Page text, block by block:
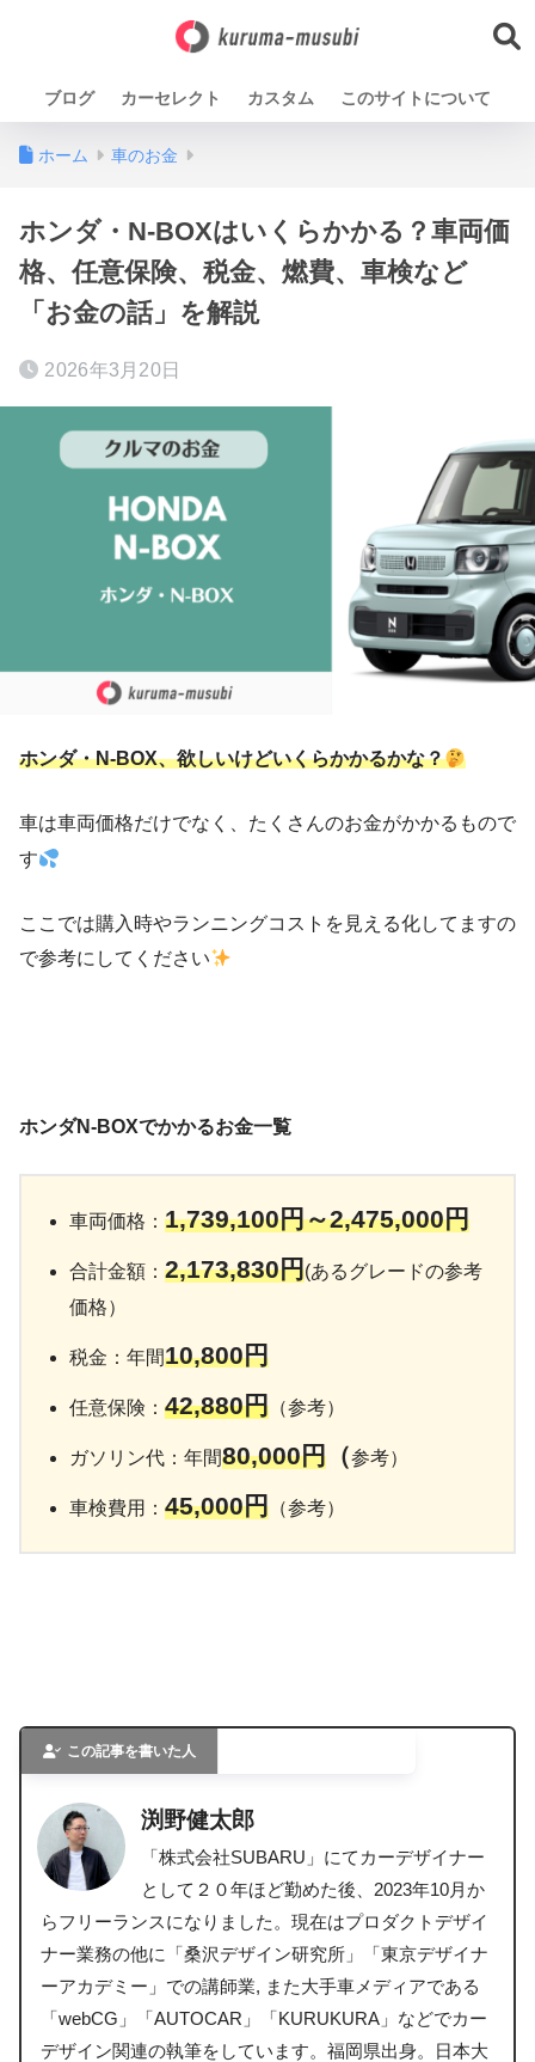
ブログ カーセレクト カスタム このサイトについて
ホーム 車のお金
ホンダ・N-BOXはいくらかかる？車両価
格、任意保険、税金、燃費、車検など
「お金の話」を解説
2026年3月20日
ホンダ・N-BOX、欲しいけどいくらかかるかな？
車は車両価格だけでなく、たくさんのお金がかかるもので
す
ここでは購入時やランニングコストを見える化してますの
で参考にしてください
ホンダN-BOXでかかるお金一覧
車両価格： 1,739,100円～2,475,000円
合計金額： 2,173,830円(あるグレードの参考
価格）
税金：年間10,800円
任意保険： 42,880円 （参考）
ガソリン代：年間80,000円 （参考）
車検費用： 45,000円 （参考）
この記事を書いた人
渕野健太郎
「株式会社SUBARU」にてカーデザイナー
として２０年ほど勤めた後、2023年10月か
らフリーランスになりました。現在はプロダクトデザイ
ナー業務の他に「桑沢デザイン研究所」「東京デザイナ
ーアカデミー」での講師業, また大手車メディアである
「webCG」「AUTOCAR」「KURUKURA」などでカー
デザイン関連の執筆をしています。福岡県出身。日本大